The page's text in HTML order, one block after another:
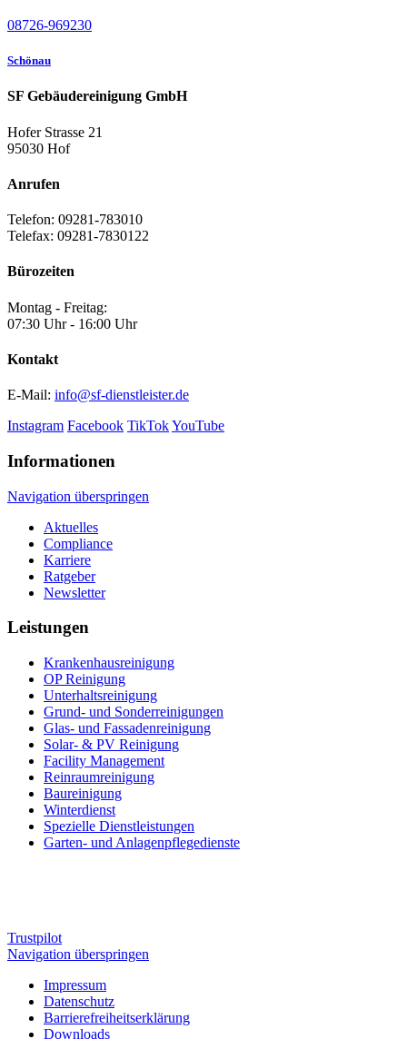
08726-969230
Schönau
SF Gebäudereinigung GmbH
Hofer Strasse 21
95030 Hof
Anrufen
Telefon: 09281-783010
Telefax: 09281-7830122
Bürozeiten
Montag - Freitag:
07:30 Uhr - 16:00 Uhr
Kontakt
E-Mail: info@sf-dienstleister.de
Instagram Facebook TikTokYouTube
Informationen
Navigation überspringen
Aktuelles
Compliance
Karriere
Ratgeber
Newsletter
Leistungen
Krankenhaus­reinigung
OP Reinigung
Unterhalts­reinigung
Grund- und Sonderreinigungen
Glas- und Fassadenreinigung
Solar- & PV Reinigung
Facility Management
Reinraumreinigung
Baureinigung
Winterdienst
Spezielle Dienstleistungen
Garten- und Anlagenpflegedienste
Trustpilot
Navigation überspringen
Impressum
Datenschutz
Barrierefreiheitserklärung
Downloads